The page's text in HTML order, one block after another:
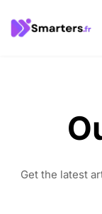
Get the latest